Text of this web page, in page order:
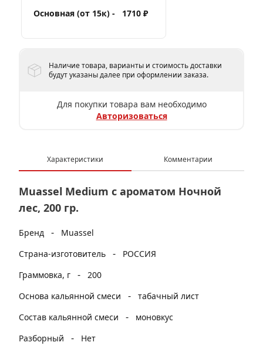
Основная (от 15к) -
1710 ₽
Наличие товара, варианты и стоимость доставки
будут указаны далее при оформлении заказа.
Для покупки товара вам необходимо
Авторизоваться
Характеристики Комментарии
Muassel Medium с ароматом Ночной
лес, 200 гр.
Бренд -
Muassel
Страна-изготовитель
-
РОССИЯ
Граммовка, г
- 200
Основа кальянной смеси
- табачный лист
Состав кальянной смеси
-
моновкус
Разборный
- Нет